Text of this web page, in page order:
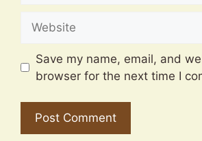
Save my name, email, and
browser for the next time I